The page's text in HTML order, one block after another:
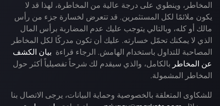
المخاطر، وينطوي على درجة عالية من المخاطرة، لهذا قد لا
يكون ملائمًا لكل المستثمرين. قد تتعرض لخسارة جزء من رأس
مالك أو كله، وبالتالي يتوجب عليك عدم المضاربة برأس المال
الذي لا يمكنك تحمّل خسارته. عليك أن تكون مدركًا لكل المخاطر
المصاحبة للتداول باستخدام الهامش. الرجاء قراءة بيان الكشف
عن المخاطر بالكامل، والذي سيقدم لك شرحاً تفصيلياً أكثر حول
المخاطر المشمولة.
للشكاوى المتعلقة بالخصوصية وحماية البيانات، يرجى الاتصال بنا